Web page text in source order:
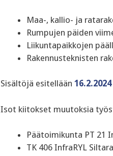
Maa-, kallio- ja
Rumpujen päiden
Liikuntapaikkojen
Rakennusteknisten
Sisältöjä esitellään
Isot kiitokset muutoksia
Päätoimikunta PT 21
TK 406 InfraRYL